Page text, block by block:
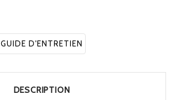
GUIDE D'ENTRETIEN
DESCRIPTION